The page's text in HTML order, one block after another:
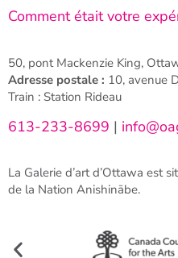
Comment était votre
50, pont Mackenzie King,
Adresse postale : 10, avenue
Train : Station Rideau
613-233-8699 |
La Galerie d’art d’Ottawa est
de la Nation Anishinābe.